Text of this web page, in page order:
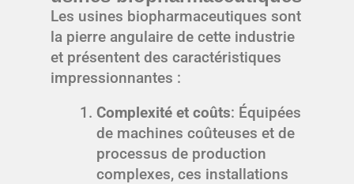
Les usines biopharmaceutiques sont
la pierre angulaire de cette industrie
et présentent des caractéristiques
impressionnantes :
Complexité et coûts: Équipées
de machines coûteuses et de
processus de production
complexes, ces installations